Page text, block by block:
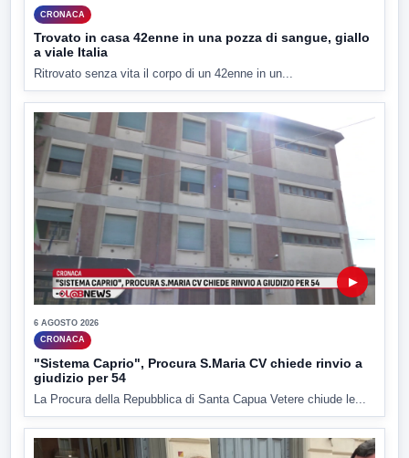
CRONACA
Trovato in casa 42enne in una pozza di sangue, giallo
a viale Italia
Ritrovato senza vita il corpo di un 42enne in un...
▶
6 AGOSTO 2026
CRONACA
"Sistema Caprio", Procura S.Maria CV chiede rinvio a
giudizio per 54
La Procura della Repubblica di Santa Capua Vetere chiude le...